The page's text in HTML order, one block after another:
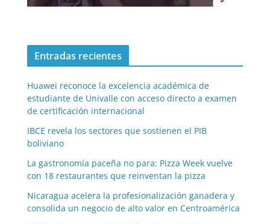
Entradas recientes
Huawei reconoce la excelencia académica de
estudiante de Univalle con acceso directo a examen
de certificación internacional
IBCE revela los sectores que sostienen el PIB
boliviano
La gastronomía paceña no para: Pizza Week vuelve
con 18 restaurantes que reinventan la pizza
Nicaragua acelera la profesionalización ganadera y
consolida un negocio de alto valor en Centroamérica